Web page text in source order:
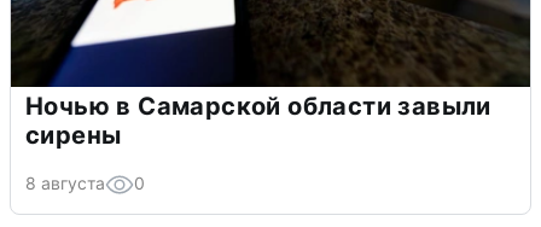
Ночью в Самарской области завыли
сирены
8 августа 0